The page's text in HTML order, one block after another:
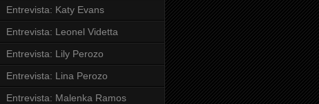
Entrevista: Katy Evans
Entrevista: Leonel Videtta
Entrevista: Lily Perozo
Entrevista: Lina Perozo
Entrevista: Malenka Ramos